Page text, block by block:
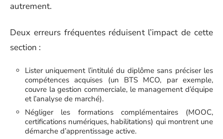
autrement.
Deux erreurs fréquentes réduisent l’impact de cette
section :
Lister uniquement l’intitulé du diplôme sans préciser les
compétences acquises (un BTS MCO, par exemple,
couvre la gestion commerciale, le management d’équipe
et l’analyse de marché).
Négliger les formations complémentaires (MOOC,
certifications numériques, habilitations) qui montrent une
démarche d’apprentissage active.